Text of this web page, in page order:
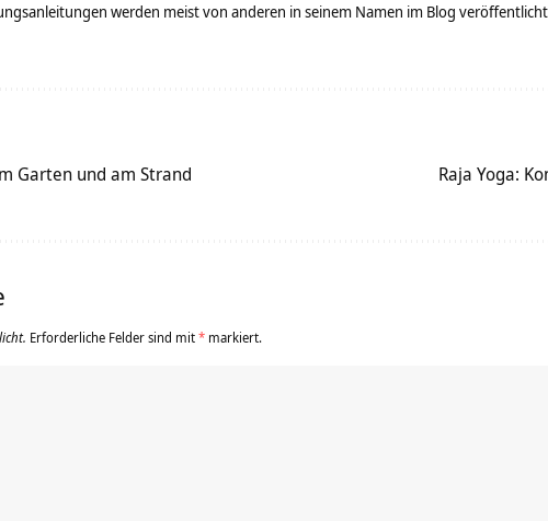
werden meist von anderen in seinem Namen im Blog
Garten und am Strand Raja Yoga:
Erforderliche Felder sind mit* markiert.